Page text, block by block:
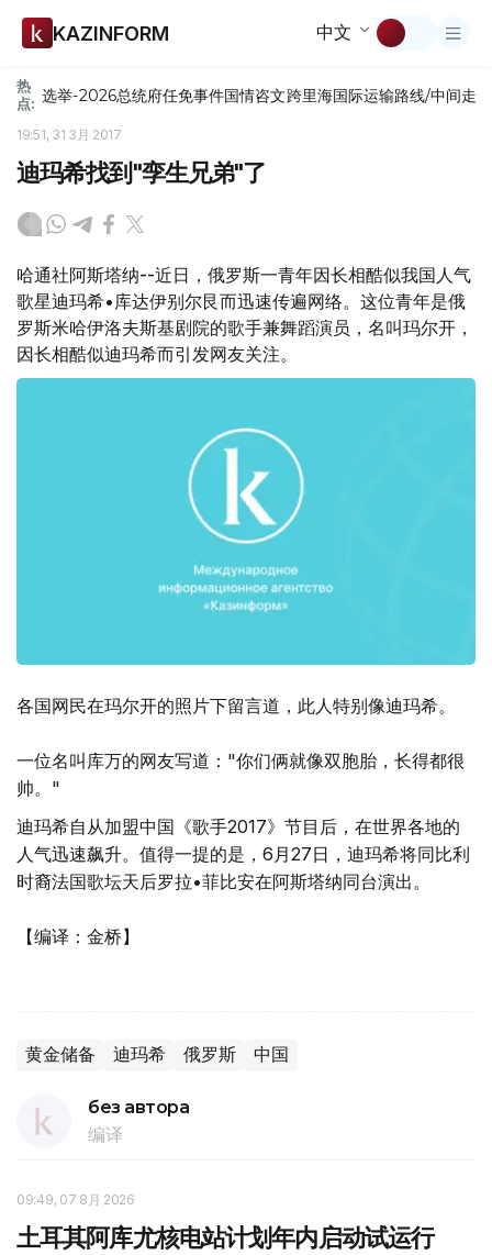
KAZINFORM 中文
热
点: 选举-2026总统府任免事件国情咨文跨里海国际运输路线/中间走廊
19:51, 31 3月 2017
迪玛希找到"孪生兄弟"了
哈通社阿斯塔纳--近日，俄罗斯一青年因长相酷似我国人气
歌星迪玛希•库达伊别尔艮而迅速传遍网络。这位青年是俄
罗斯米哈伊洛夫斯基剧院的歌手兼舞蹈演员，名叫玛尔开，
因长相酷似迪玛希而引发网友关注。
各国网民在玛尔开的照片下留言道，此人特别像迪玛希。
一位名叫库万的网友写道："你们俩就像双胞胎，长得都很
帅。"
迪玛希自从加盟中国《歌手2017》节目后，在世界各地的
人气迅速飙升。值得一提的是，6月27日，迪玛希将同比利
时裔法国歌坛天后罗拉•菲比安在阿斯塔纳同台演出。
【编译：金桥】
黄金储备 迪玛希 俄罗斯 中国
без автора
编译
09:49, 07 8月 2026
土耳其阿库尤核电站计划年内启动试运行